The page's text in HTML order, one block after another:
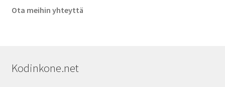
Ota meihin yhteyttä
Kodinkone.net